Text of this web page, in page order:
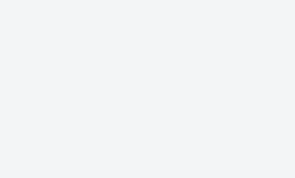
OricoWebクレジットをご利
ご購入金額が30,000円以上
ご注文後当店よりご案内す
用等をシミュレーションす
破損、重量オーバー等
クール便の場合は通常